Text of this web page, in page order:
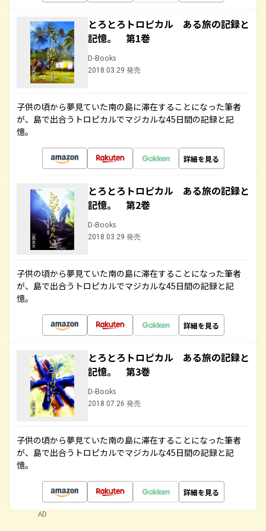
とろとろトロピカル ある旅の記録と
記憶。 第1巻
D-Books
2018.03.29 発売
子供の頃から夢見ていた南の島に滞在することになった筆者
が、島で出合うトロピカルでマジカルな45日間の記録と記
憶。
詳細を見る
とろとろトロピカル ある旅の記録と
記憶。 第2巻
D-Books
2018.03.29 発売
子供の頃から夢見ていた南の島に滞在することになった筆者
が、島で出合うトロピカルでマジカルな45日間の記録と記
憶。
詳細を見る
とろとろトロピカル ある旅の記録と
記憶。 第3巻
D-Books
2018.07.26 発売
子供の頃から夢見ていた南の島に滞在することになった筆者
が、島で出合うトロピカルでマジカルな45日間の記録と記
憶。
詳細を見る
AD